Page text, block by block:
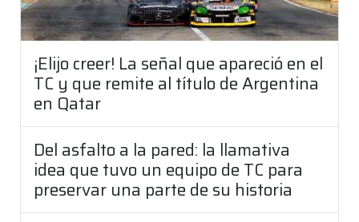
¡Elijo creer! La señal que apareció en el
TC y que remite al título de Argentina
en Qatar
Del asfalto a la pared: la llamativa
idea que tuvo un equipo de TC para
preservar una parte de su historia